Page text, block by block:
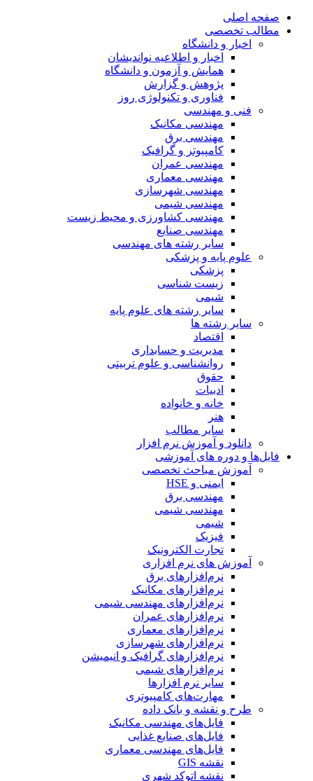
صفحه اصلی
مطالب تخصصی
اخبار و دانشگاه
اخبار و اطلاعیه نواندیشان
همایش و آزمون و دانشگاه
پژوهش و گزارش
فناوری و تکنولوژی روز
فنی و مهندسی
مهندسی مکانیک
مهندسی برق
کامپیوتر و گرافیک
مهندسی عمران
مهندسی معماری
مهندسی شهرسازی
مهندسی شیمی
مهندسی کشاورزی و محیط زیست
مهندسی صنایع
سایر رشته های مهندسی
علوم پایه و پزشکی
پزشکی
زیست شناسی
شیمی
سایر رشته های علوم پایه
سایر رشته ها
اقتصاد
مدیریت و حسابداری
روانشناسی و علوم تربیتی
حقوق
ادبیات
خانه و خانواده
هنر
سایر مطالب
دانلود و آموزش نرم افزار
فایل‌ها و دوره های آموزشی
آموزش مباحث تخصصی
ایمنی و HSE
مهندسی برق
مهندسی شیمی
شیمی
فیزیک
تجارت الکترونیک
آموزش های نرم افزاری
نرم‌افزارهای برق
نرم‌افزارهای مکانیک
نرم‌افزارهای مهندسی شیمی
نرم‌افزارهای عمران
نرم‌افزارهای معماری
نرم‌افزارهای شهرسازی
نرم‌افزارهای گرافیک و انیمیشن
نرم‌افزارهای شیمی
سایر نرم افزارها
مهارت‌های کامپیوتری
طرح و نقشه و بانک داده
فایل‌های مهندسی مکانیک
فایل‌های صنایع غذایی
فایل‌های مهندسی معماری
نقشه GIS
نقشه اتوکد شهری